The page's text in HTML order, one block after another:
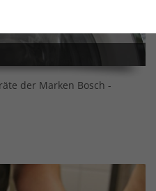
der Marken Bosch -